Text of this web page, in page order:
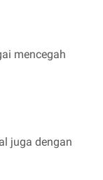
mencegah
juga dengan